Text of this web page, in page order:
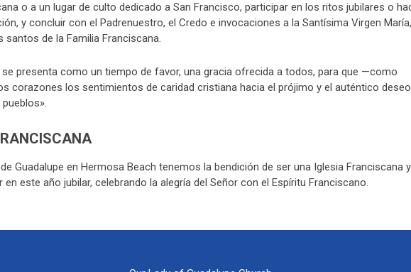
o a un lugar de culto dedicado a San Francisco, participar en los ritos jubilares o
y concluir con el Padrenuestro, el Credo e invocaciones a la Santísima Virgen María,
santos de la Familia Franciscana.
presenta como un tiempo de favor, una gracia ofrecida a todos, para que —como
corazones los sentimientos de caridad cristiana hacia el prójimo y el auténtico deseo
Guadalupe en Hermosa Beach tenemos la bendición de ser una Iglesia Franciscana
este año jubilar, celebrando la alegría del Señor con el Espíritu Franciscano.